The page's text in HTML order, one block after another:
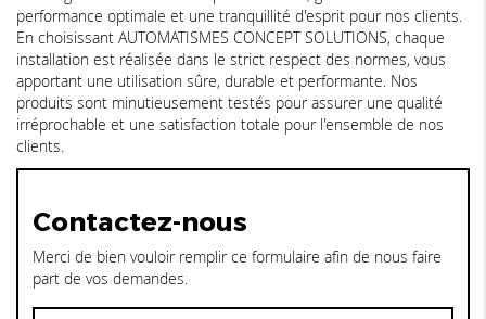
performance optimale et une tranquillité d'esprit pour nos clients.
En choisissant AUTOMATISMES CONCEPT SOLUTIONS, chaque
installation est réalisée dans le strict respect des normes, vous
apportant une utilisation sûre, durable et performante. Nos
produits sont minutieusement testés pour assurer une qualité
irréprochable et une satisfaction totale pour l'ensemble de nos
clients.
Contactez-nous
Merci de bien vouloir remplir ce formulaire afin de nous faire
part de vos demandes.